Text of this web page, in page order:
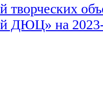
творческих
ДЮЦ» на